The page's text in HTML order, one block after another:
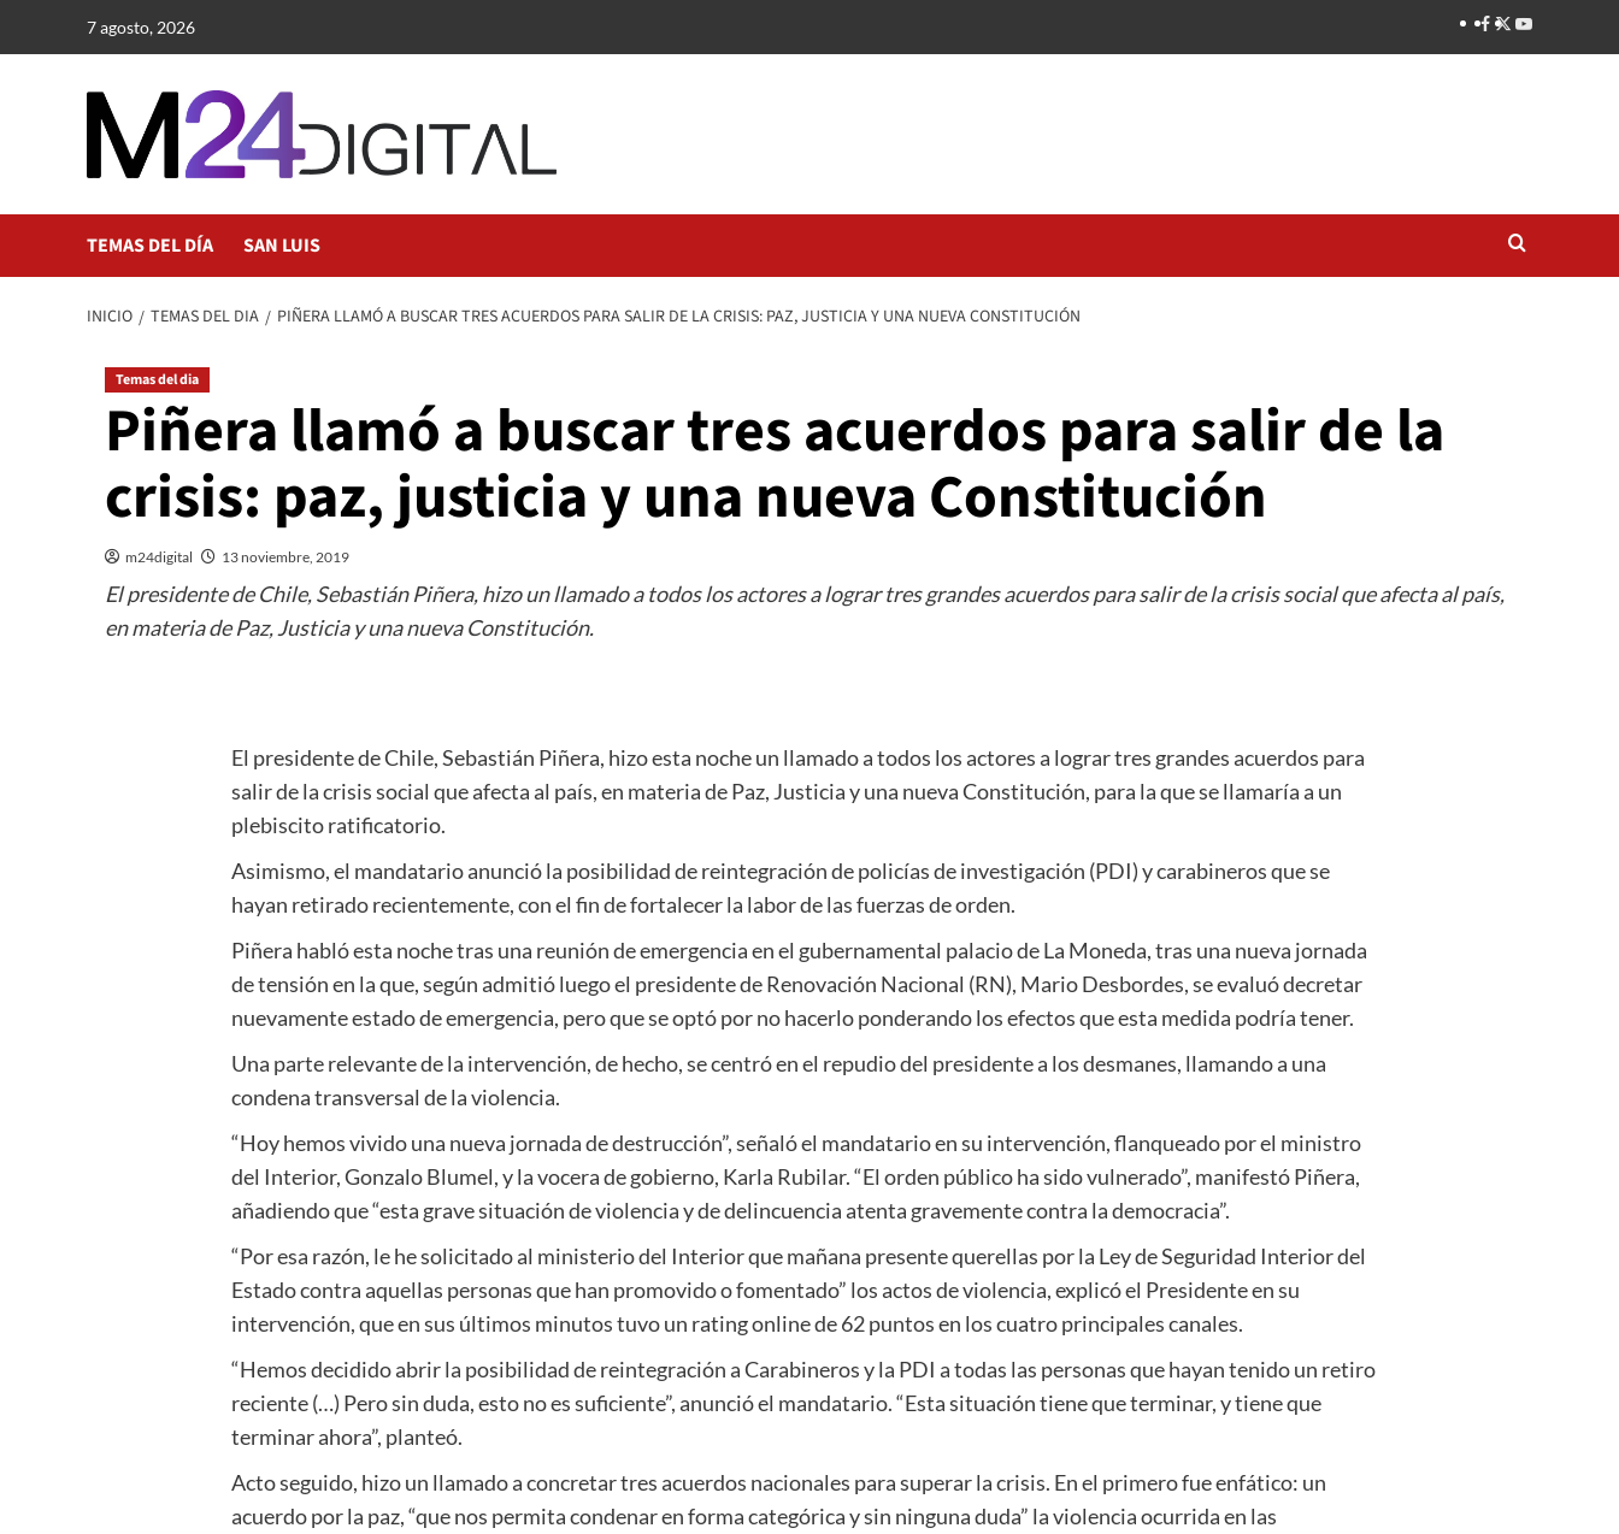
7 agosto, 2026
TEMAS DEL DÍA SAN LUIS
INICIO TEMAS DEL DIA PIÑERA LLAMÓ A BUSCAR TRES ACUERDOS PARA SALIR DE LA CRISIS: PAZ, JUSTICIA Y UNA NUEVA CONSTITUCIÓN
Temas del dia
Piñera llamó a buscar tres acuerdos para salir de la
crisis: paz, justicia y una nueva Constitución
m24digital 13 noviembre, 2019
El presidente de Chile, Sebastián Piñera, hizo un llamado a todos los actores a lograr tres grandes acuerdos para salir de la crisis social que afecta al país,
en materia de Paz, Justicia y una nueva Constitución.
El presidente de Chile, Sebastián Piñera, hizo esta noche un llamado a todos los actores a lograr tres grandes acuerdos para
salir de la crisis social que afecta al país, en materia de Paz, Justicia y una nueva Constitución, para la que se llamaría a un
plebiscito ratificatorio.
Asimismo, el mandatario anunció la posibilidad de reintegración de policías de investigación (PDI) y carabineros que se
hayan retirado recientemente, con el fin de fortalecer la labor de las fuerzas de orden.
Piñera habló esta noche tras una reunión de emergencia en el gubernamental palacio de La Moneda, tras una nueva jornada
de tensión en la que, según admitió luego el presidente de Renovación Nacional (RN), Mario Desbordes, se evaluó decretar
nuevamente estado de emergencia, pero que se optó por no hacerlo ponderando los efectos que esta medida podría tener.
Una parte relevante de la intervención, de hecho, se centró en el repudio del presidente a los desmanes, llamando a una
condena transversal de la violencia.
“Hoy hemos vivido una nueva jornada de destrucción”, señaló el mandatario en su intervención, flanqueado por el ministro
del Interior, Gonzalo Blumel, y la vocera de gobierno, Karla Rubilar. “El orden público ha sido vulnerado”, manifestó Piñera,
añadiendo que “esta grave situación de violencia y de delincuencia atenta gravemente contra la democracia”.
“Por esa razón, le he solicitado al ministerio del Interior que mañana presente querellas por la Ley de Seguridad Interior del
Estado contra aquellas personas que han promovido o fomentado” los actos de violencia, explicó el Presidente en su
intervención, que en sus últimos minutos tuvo un rating online de 62 puntos en los cuatro principales canales.
“Hemos decidido abrir la posibilidad de reintegración a Carabineros y la PDI a todas las personas que hayan tenido un retiro
reciente (…) Pero sin duda, esto no es suficiente”, anunció el mandatario. “Esta situación tiene que terminar, y tiene que
terminar ahora”, planteó.
Acto seguido, hizo un llamado a concretar tres acuerdos nacionales para superar la crisis. En el primero fue enfático: un
acuerdo por la paz, “que nos permita condenar en forma categórica y sin ninguna duda” la violencia ocurrida en las